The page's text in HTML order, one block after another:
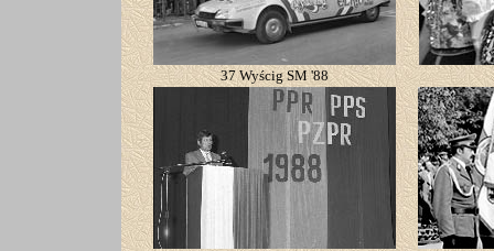
37 Wyścig SM '88